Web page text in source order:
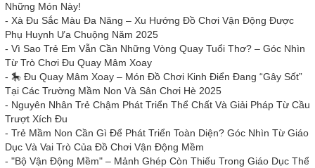
Những Món Này!
- Xà Đu Sắc Màu Đa Năng – Xu Hướng Đồ Chơi Vận Động Được
Phụ Huynh Ưa Chuộng Năm 2025
- Vì Sao Trẻ Em Vẫn Cần Những Vòng Quay Tuổi Thơ? – Góc Nhìn
Từ Trò Chơi Đu Quay Mâm Xoay
- 🎠 Đu Quay Mâm Xoay – Món Đồ Chơi Kinh Điển Đang “Gây Sốt”
Tại Các Trường Mầm Non Và Sân Chơi Hè 2025
- Nguyên Nhân Trẻ Chậm Phát Triển Thể Chất Và Giải Pháp Từ Cầu
Trượt Xích Đu
- Trẻ Mầm Non Cần Gì Để Phát Triển Toàn Diện? Góc Nhìn Từ Giáo
Dục Và Vai Trò Của Đồ Chơi Vận Động Mềm
- "Bộ Vận Động Mềm" – Mảnh Ghép Còn Thiếu Trong Giáo Dục Thể